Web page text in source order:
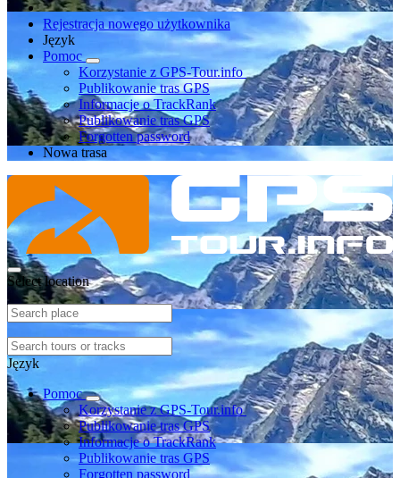
Rejestracja nowego użytkownika
Język
Pomoc
Korzystanie z GPS-Tour.info
Publikowanie tras GPS
Informacje o TrackRank
Publikowanie tras GPS
Forgotten password
Nowa trasa
Select location
Język
Pomoc
Korzystanie z GPS-Tour.info
Publikowanie tras GPS
Informacje o TrackRank
Publikowanie tras GPS
Forgotten password